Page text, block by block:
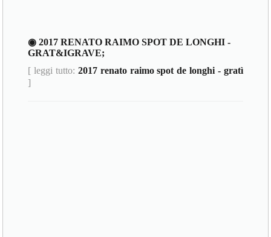
◉ 2017 RENATO RAIMO SPOT DE LONGHI -
GRAT&IGRAVE;
[ leggi tutto: 2017 renato raimo spot de longhi - gratì
]